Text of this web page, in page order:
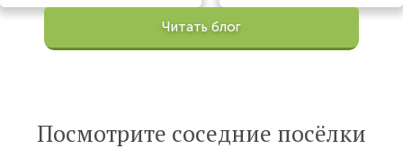
Просмотров:
Опубликована:
статью
Читать блог
Посмотрите соседние посёлки